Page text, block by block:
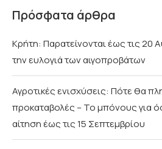
Πρόσφατα άρθρα
Κρήτη: Παρατείνονται έως τις 20
την ευλογιά των αιγοπροβάτων
Αγροτικές ενισχύσεις: Πότε θα
προκαταβολές – Το μπόνους για
αίτηση έως τις 15 Σεπτεμβρίου